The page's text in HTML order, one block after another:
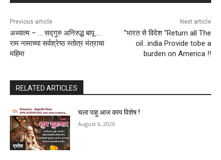
Previous article
अध्यात्म – … सद्गुरु अनिरुद्ध बापू …
राम नामाच्या सर्वश्रेष्ठ स्तोत्र मंत्राचा
महिमा
Next article
“भारत से विदेश “Return all The
oil…india Provide tobe a
burden on America !!
RELATED ARTICLES
प्रदेश
चला पाहू आज काय विशेष !
August 6, 2026